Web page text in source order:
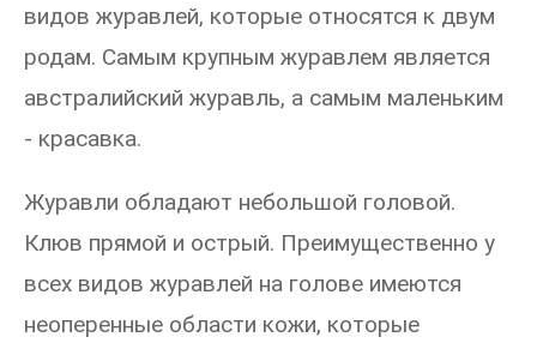
видов журавлей, которые относятся к двум
родам. Самым крупным журавлем является
австралийский журавль, а самым маленьким
- красавка.
Журавли обладают небольшой головой.
Клюв прямой и острый. Преимущественно у
всех видов журавлей на голове имеются
неоперенные области кожи, которые